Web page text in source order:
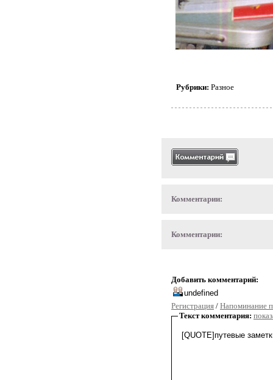
Рубрики: Разное
Комментарии:
Комментарии:
Добавить комментарий:
Регистрация / Напоминание
Текст комментария: